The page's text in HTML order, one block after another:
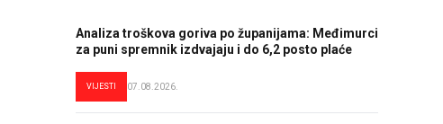
Analiza troškova goriva po županijama: Međimurci
za puni spremnik izdvajaju i do 6,2 posto plaće
VIJESTI 07.08.2026.